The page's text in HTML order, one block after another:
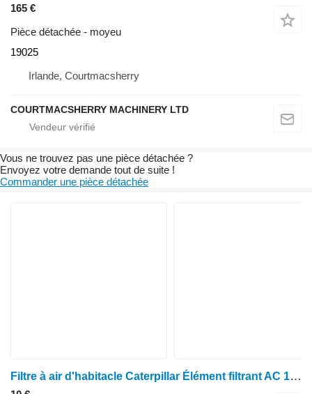
165 €
Pièce détachée - moyeu
19025
Irlande, Courtmacsherry
COURTMACSHERRY MACHINERY LTD
Vous ne trouvez pas une pièce détachée ?
Envoyez votre demande tout de suite !
Commander une pièce détachée
Filtre à air d'habitacle Caterpillar Élément filtrant AC 140 h 7t7358 140 h, 12 k, 140 h ES, 140 h, 163 h, 12 7T7358